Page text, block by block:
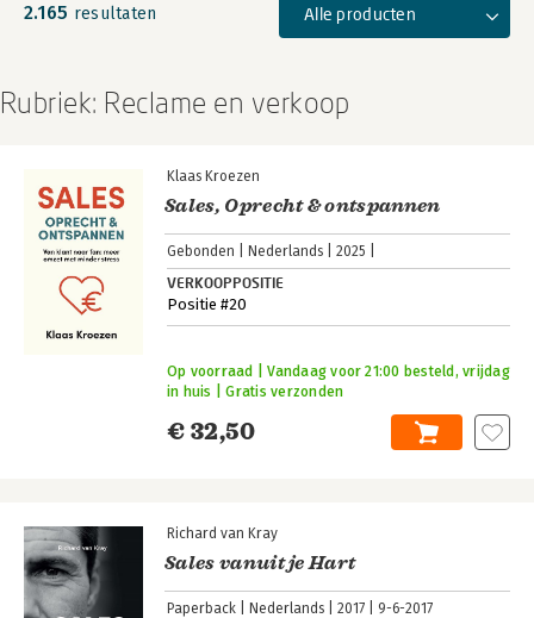
2.165 resultaten Alle producten
Rubriek: Reclame en verkoop
Klaas Kroezen
Sales, Oprecht & ontspannen
Gebonden Nederlands 2025
VERKOOPPOSITIE
Positie #20
€ 32,50
Op voorraad | Vandaag voor 21:00 besteld, vrijdag
in huis | Gratis verzonden
Richard van Kray
Sales vanuit je Hart
Paperback Nederlands 2017 9-6-2017